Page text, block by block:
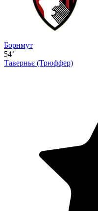
Борнмут
54’
Таверньє (Трюффер)